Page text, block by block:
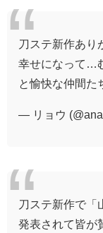
刀ステ新作あ
幸せになって…
と愉快な仲間
— リョウ
刀ステ新作で「
発表されて皆が